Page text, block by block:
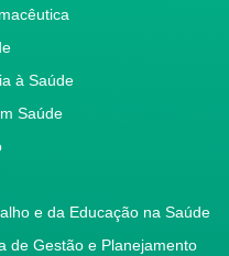
à Saúde
Saúde
e da Educação na Saúde
de Gestão e Planejamento